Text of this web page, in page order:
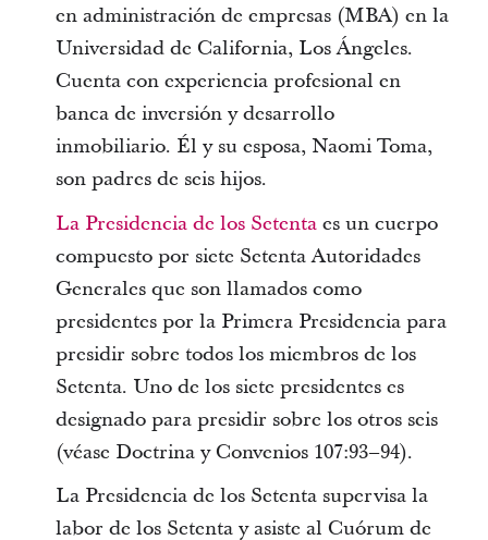
en administración de empresas (MBA) en la
Universidad de California, Los Ángeles.
Cuenta con experiencia profesional en
banca de inversión y desarrollo
inmobiliario. Él y su esposa, Naomi Toma,
son padres de seis hijos.
La Presidencia de los Setentaes un cuerpo
compuesto por siete Setenta Autoridades
Generales que son llamados como
presidentes por la Primera Presidencia para
presidir sobre todos los miembros de los
Setenta. Uno de los siete presidentes es
designado para presidir sobre los otros seis
(véase Doctrina y Convenios 107:93–94).
La Presidencia de los Setenta supervisa la
labor de los Setenta y asiste al Cuórum de